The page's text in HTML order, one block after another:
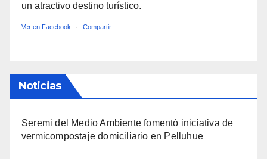
un atractivo destino turístico.
Ver en Facebook · Compartir
Noticias
Seremi del Medio Ambiente fomentó iniciativa de
vermicompostaje domiciliario en Pelluhue